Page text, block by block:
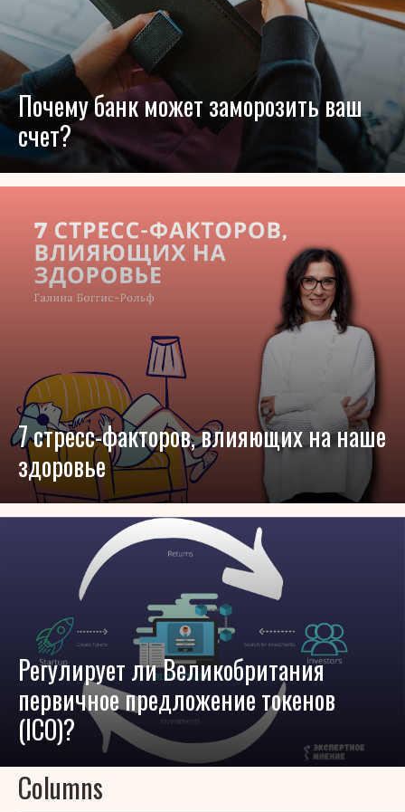
Почему банк может заморозить ваш
счет?
7 стресс-факторов, влияющих на наше
здоровье
Регулирует ли Великобритания
первичное предложение токенов
(ICO)?
Columns